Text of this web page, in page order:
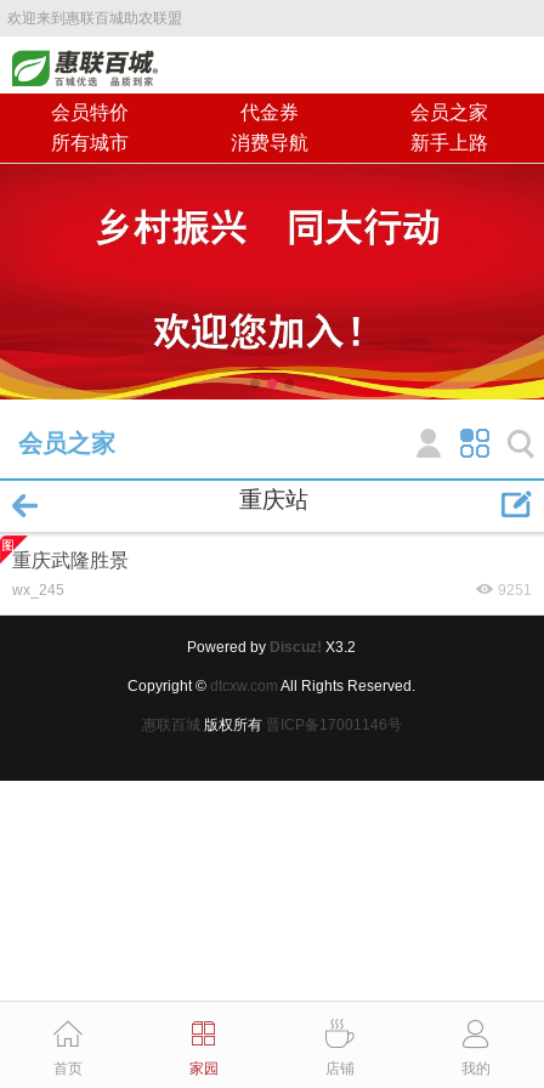
欢迎来到惠联百城助农联盟
会员特价 代金券
会员之家
所有城市
消费导航 新手上路
会员之家
重庆站
重庆武隆胜景
wx_245 9251
Powered by Discuz! X3.2
Copyright ©dtcxw.com All Rights Reserved.
惠联百城 版权所有 晋ICP备17001146号

首页

家园

店铺

我的